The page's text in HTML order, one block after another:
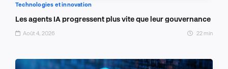
Technologies et innovation
Les agents IA progressent plus vite que leur gouvernance
Août 4, 2026 22 min